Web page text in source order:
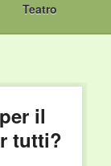
Teatro
il
tutti?